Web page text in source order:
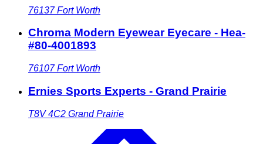
76137 Fort Worth
Chroma Modern Eyewear Eyecare - Hea-
#80-4001893
76107 Fort Worth
Ernies Sports Experts - Grand Prairie
T8V 4C2 Grand Prairie